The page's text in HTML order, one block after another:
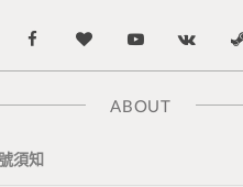
F
a
e
B
l
Y
o
u
V
K
ABOUT
須知